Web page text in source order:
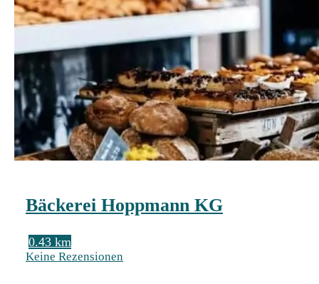
Bäckerei Hoppmann KG
0.43 km
Keine Rezensionen